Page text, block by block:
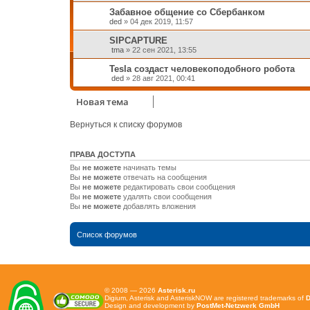
Забавное общение со Сбербанком
ded» 04 дек 2019, 11:57
SIPCAPTURE
tma» 22 сен 2021, 13:55
Tesla создаст человекоподобного робота
ded» 28 авг 2021, 00:41
Новая тема
Вернуться к списку форумов
ПРАВА ДОСТУПА
Вы не можетеначинать темы
Вы не можетеотвечать на сообщения
Вы не можетередактировать свои сообщения
Вы не можетеудалять свои сообщения
Вы не можетедобавлять вложения
Список форумов
© 2008 — 2026 Asterisk.ru
Digium, Asterisk and AsteriskNOW are registered trademarks of
Design and development by PostMet-Netzwerk GmbH